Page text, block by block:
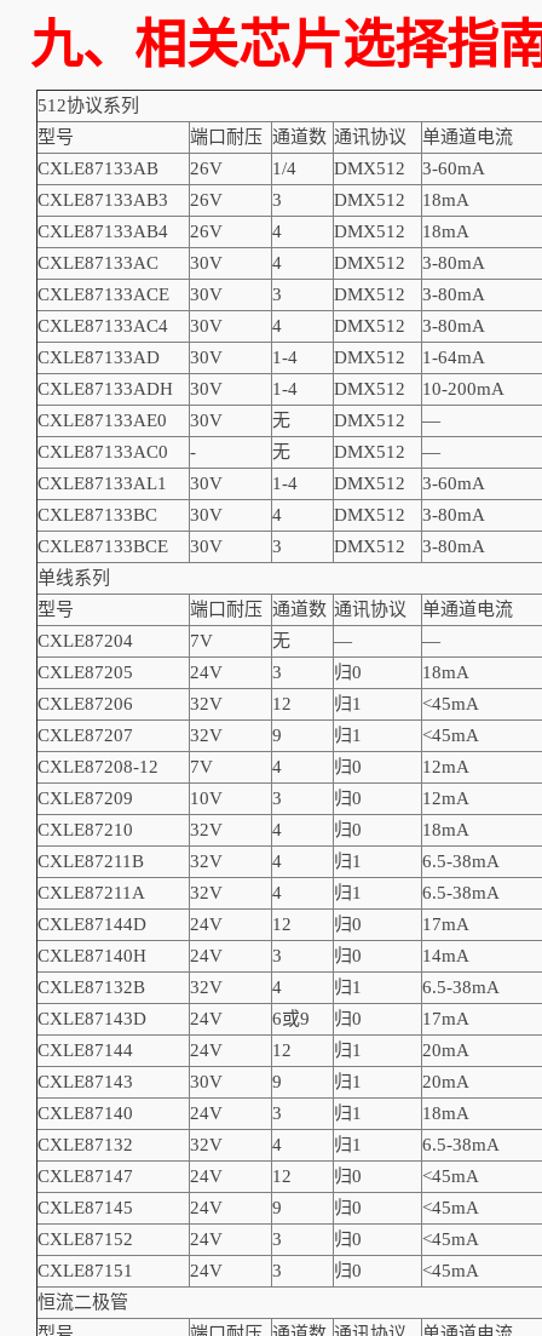
九、 相关芯片
512协议系列
型号
端口耐压 通道数 通讯协议
单通道电流
CXLE87133AB 26V 1/4 DMX512
3-60mA
CXLE87133AB3 26V 3 DMX512
18mA
CXLE87133AB4 26V 4 DMX512
18mA
CXLE87133AC 30V 4 DMX512
3-80mA
CXLE87133ACE 30V 3 DMX512
3-80mA
CXLE87133AC4 30V 4 DMX512
3-80mA
CXLE87133AD 30V 1-4 DMX512
1-64mA
CXLE87133ADH 30V 1-4 DMX512
10-200mA
CXLE87133AE0 30V 无 DMX512
—
CXLE87133AC0 - 无 DMX512
—
CXLE87133AL1 30V 1-4 DMX512
3-60mA
CXLE87133BC 30V 4 DMX512
3-80mA
CXLE87133BCE 30V 3 DMX512
3-80mA
单线系列
型号
端口耐压 通道数 通讯协议
单通道电流
CXLE87204 7V 无 —
—
CXLE87205 24V 3 归0
18mA
CXLE87206 32V 12 归1
<45mA
CXLE87207 32V 9 归1
<45mA
CXLE87208-12 7V 4 归0
12mA
CXLE87209 10V 3 归0
12mA
CXLE87210 32V 4 归0
18mA
CXLE87211B 32V 4 归1
6.5-38mA
CXLE87211A 32V 4 归1
6.5-38mA
CXLE87144D 24V 12 归0
17mA
CXLE87140H 24V 3 归0
14mA
CXLE87132B 32V 4 归1
6.5-38mA
CXLE87143D 24V 6或9 归0
17mA
CXLE87144 24V 12 归1
20mA
CXLE87143 30V 9 归1
20mA
CXLE87140 24V 3 归1
18mA
CXLE87132 32V 4 归1
6.5-38mA
CXLE87147 24V 12 归0
<45mA
CXLE87145 24V 9 归0
<45mA
CXLE87152
24V 3 归0
<45mA
CXLE87151
24V 3 归0
<45mA
恒流二极管